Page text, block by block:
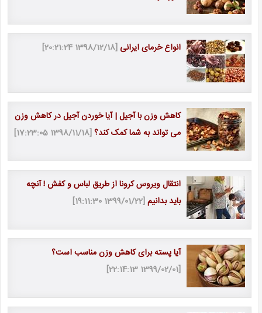
انواع خرمای ایرانی [1398/12/18 20:21:24]
کاهش وزن با آجیل | آیا خوردن آجیل در کاهش وزن
می تواند به شما کمک کند؟[1398/11/18 17:23:05]
انتقال ویروس کرونا از طریق لباس و کفش ! آنچه
باید بدانیم[1399/01/22 19:11:30]
آیا پسته برای کاهش وزن مناسب است؟
[1399/02/01 22:14:13]